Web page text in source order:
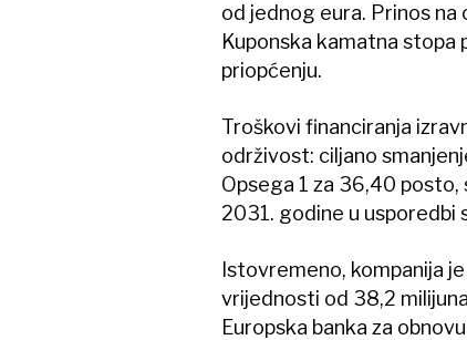
od jednog eura. Prinos na
Kuponska kamatna stopa
priopćenju.
Troškovi financiranja
održivost: ciljano
Opsega 1 za 36,40 posto,
2031. godine u usporedbi
Istovremeno, kompanija
vrijednosti od 38,2
Europska banka za